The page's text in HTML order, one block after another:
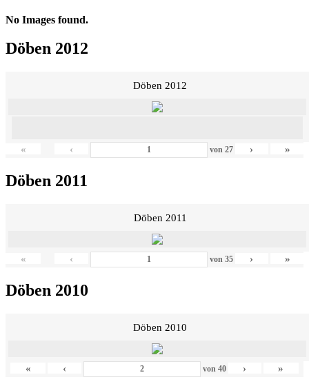
No Images found.
Döben 2012
Döben 2012
« ‹ von 27 › »
Döben 2011
Döben 2011
« ‹ von 35 › »
Döben 2010
Döben 2010
« ‹ von 40 › »